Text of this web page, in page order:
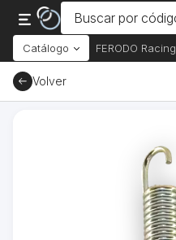
Catálogo FERODO Racing
Volver